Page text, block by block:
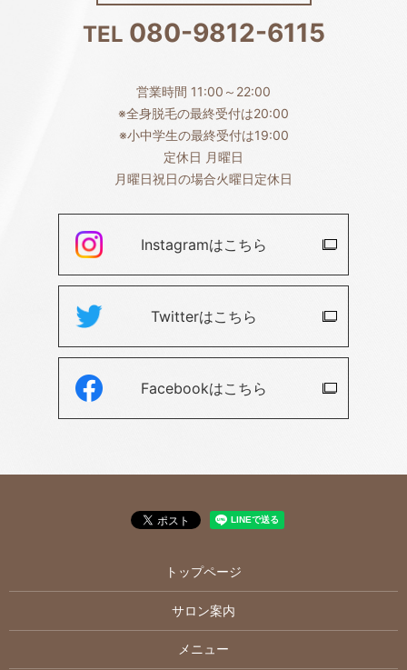
TEL 080-9812-6115
営業時間 11:00～22:00
※全身脱毛の最終受付は20:00
※小中学生の最終受付は19:00
定休日 月曜日
月曜日祝日の場合火曜日定休日
Instagramはこちら
Twitterはこちら
Facebookはこちら
トップページ
サロン案内
メニュー